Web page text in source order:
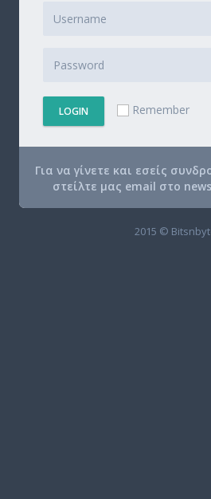
LOGIN Remember
Για να γίνετε και εσείς
στείλτε μας email στο
2015 ©